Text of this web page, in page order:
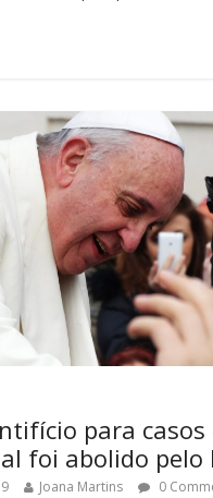
para casos
foi abolido pelo
Joana Martins
0